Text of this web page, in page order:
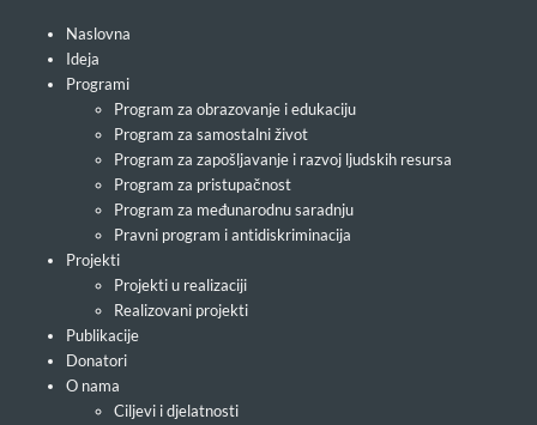
Naslovna
Ideja
Programi
Program za obrazovanje i edukaciju
Program za samostalni život
Program za zapošljavanje i razvoj ljudskih resursa
Program za pristupačnost
Program za međunarodnu saradnju
Pravni program i antidiskriminacija
Projekti
Projekti u realizaciji
Realizovani projekti
Publikacije
Donatori
O nama
Ciljevi i djelatnosti